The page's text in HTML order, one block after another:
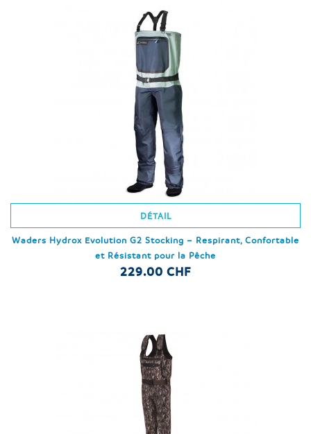
DÉTAIL
Waders Hydrox Evolution G2 Stocking – Respirant, Confortable
et Résistant pour la Pêche
229.00 CHF